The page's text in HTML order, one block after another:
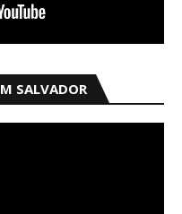
SALVADOR